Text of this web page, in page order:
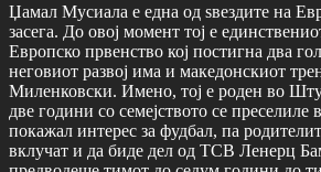
Џамал Мусиала е една од ѕвездите на
засега. До овој момент тој е
Европско првенство кој постигна два
неговиот развој има и македонскиот
Миленковски. Имено, тој е роден во
две години со семејството се преселиле
покажал интерес за фудбал, па
вклучат и да биде дел од ТСВ Ленерц